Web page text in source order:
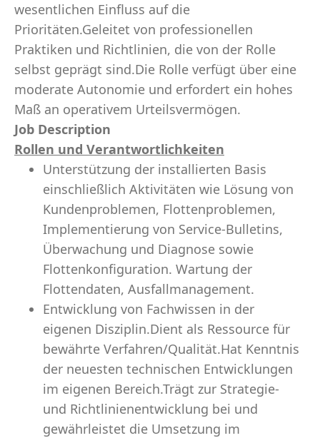
wesentlichen Einfluss auf die
Prioritäten.Geleitet von professionellen
Praktiken und Richtlinien, die von der Rolle
selbst geprägt sind.Die Rolle verfügt über eine
moderate Autonomie und erfordert ein hohes
Maß an operativem Urteilsvermögen.
Job Description
Rollen und Verantwortlichkeiten
Unterstützung der installierten Basis
einschließlich Aktivitäten wie Lösung von
Kundenproblemen, Flottenproblemen,
Implementierung von Service-Bulletins,
Überwachung und Diagnose sowie
Flottenkonfiguration. Wartung der
Flottendaten, Ausfallmanagement.
Entwicklung von Fachwissen in der
eigenen Disziplin.Dient als Ressource für
bewährte Verfahren/Qualität.Hat Kenntnis
der neuesten technischen Entwicklungen
im eigenen Bereich.Trägt zur Strategie-
und Richtlinienentwicklung bei und
gewährleistet die Umsetzung im